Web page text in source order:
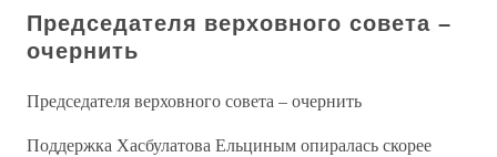
Председателя верховного совета –
очернить
Председателя верховного совета – очернить
Поддержка Хасбулатова Ельциным опиралась скорее